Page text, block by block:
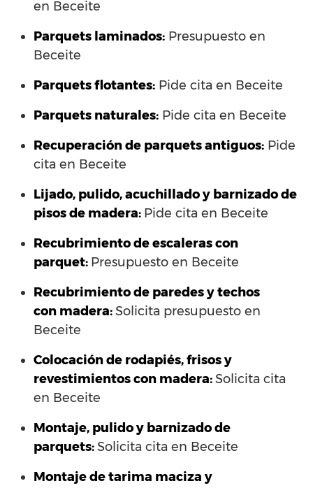
en Beceite
Parquets laminados: Presupuesto en
Beceite
Parquets flotantes: Pide cita en Beceite
Parquets naturales: Pide cita en Beceite
Recuperación de parquets antiguos: Pide
cita en Beceite
Lijado, pulido, acuchillado y barnizado de
pisos de madera: Pide cita en Beceite
Recubrimiento de escaleras con
parquet: Presupuesto en Beceite
Recubrimiento de paredes y techos
con madera:Solicita presupuesto en
Beceite
Colocación de rodapiés, frisos y
revestimientos con madera:Solicita cita
en Beceite
Montaje, pulido y barnizado de
parquets:Solicita cita en Beceite
Montaje de tarima maciza y